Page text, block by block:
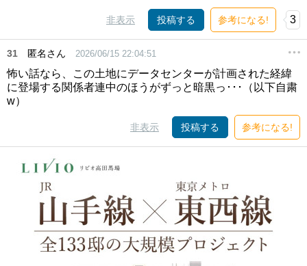
非表示 投稿する 参考になる! 3
31 匿名さん 2026/06/15 22:04:51
怖い話なら、この土地にデータセンターが計画された経緯
に登場する関係者連中のほうがずっと暗黒っ･･･（以下自粛
w）
非表示 投稿する 参考になる!